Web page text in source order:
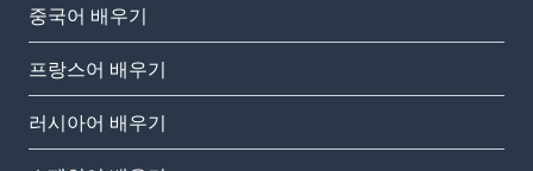
중국어 배우기
프랑스어 배우기
러시아어 배우기